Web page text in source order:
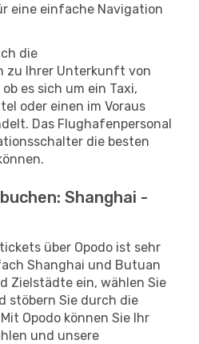
eine einfache Navigation
die
zu Ihrer Unterkunft von
es sich um ein Taxi,
oder einen im Voraus
Das Flughafenpersonal
die besten
Shanghai -
über Opodo ist sehr
Shanghai und Butuan
Zielstädte ein, wählen Sie
stöbern Sie durch die
Opodo können Sie Ihr
und unsere